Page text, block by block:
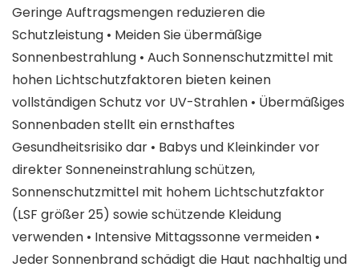
Geringe Auftragsmengen reduzieren die
Schutzleistung • Meiden Sie übermäßige
Sonnenbestrahlung • Auch Sonnenschutzmittel mit
hohen Lichtschutzfaktoren bieten keinen
vollständigen Schutz vor UV-Strahlen • Übermäßiges
Sonnenbaden stellt ein ernsthaftes
Gesundheitsrisiko dar • Babys und Kleinkinder vor
direkter Sonneneinstrahlung schützen,
Sonnenschutzmittel mit hohem Lichtschutzfaktor
(LSF größer 25) sowie schützende Kleidung
verwenden • Intensive Mittagssonne vermeiden •
Jeder Sonnenbrand schädigt die Haut nachhaltig und